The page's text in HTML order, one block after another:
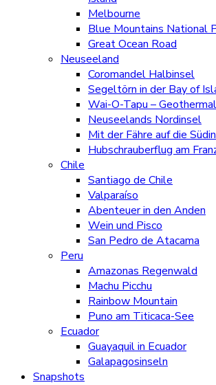
Melbourne
Blue Mountains National
Great Ocean Road
Neuseeland
Coromandel Halbinsel
Segeltörn in der Bay of
Wai-O-Tapu –
Neuseelands Nordinsel
Mit der Fähre auf die
Hubschrauberflug am
Chile
Santiago de Chile
Valparaíso
Abenteuer in den Anden
Wein und Pisco
San Pedro de Atacama
Peru
Amazonas Regenwald
Machu Picchu
Rainbow Mountain
Puno am Titicaca-See
Ecuador
Guayaquil in Ecuador
Galapagosinseln
Snapshots